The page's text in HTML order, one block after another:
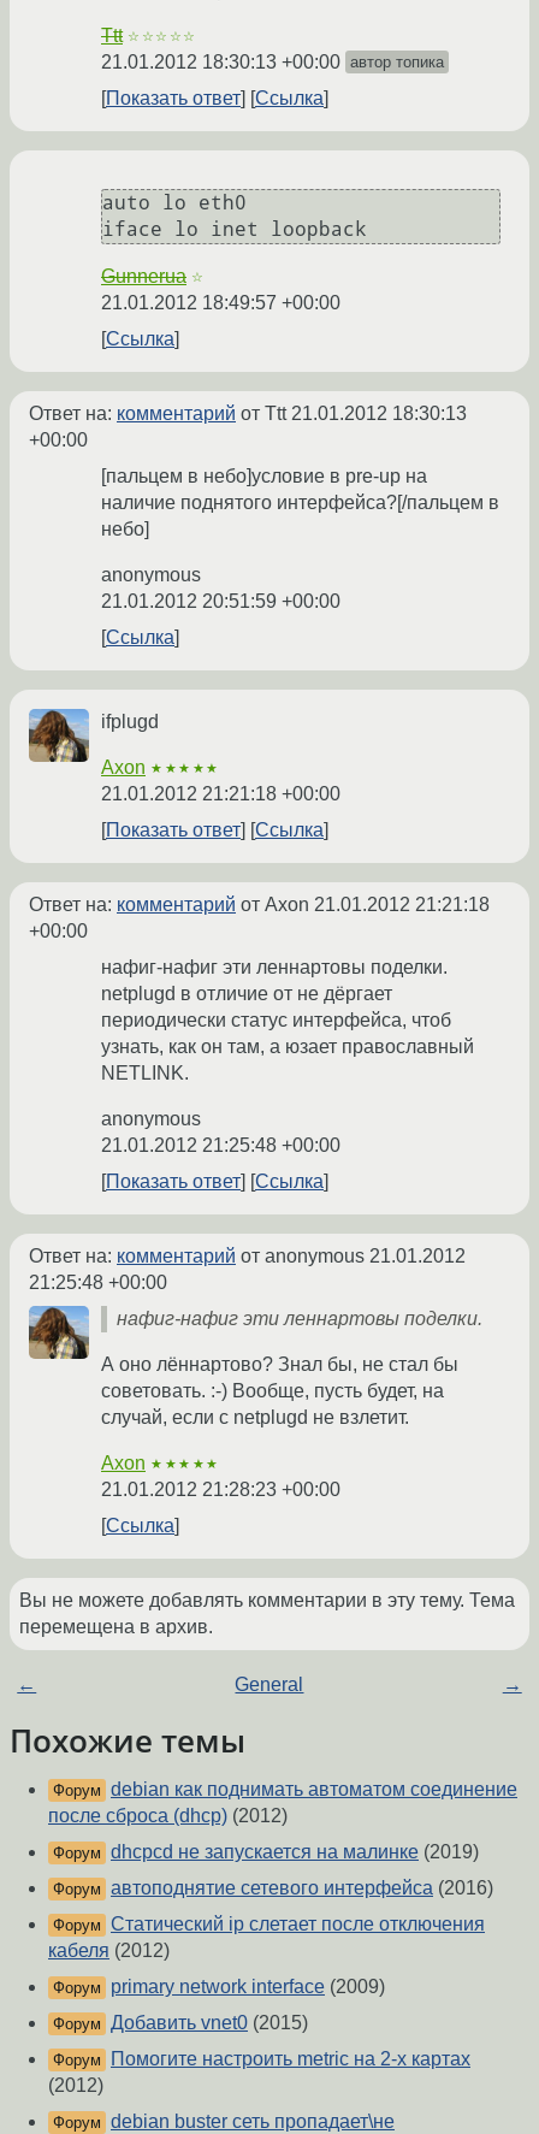
Ttt ☆☆☆☆☆
21.01.2012 18:30:13 +00:00 автор топика
Показать ответ Ссылка
auto lo eth0
Gunnerua ☆
21.01.2012 18:49:57 +00:00
Ссылка
Ответ на: комментарий от Ttt21.01.2012 18:30:13
+00:00
[пальцем в небо]условие в pre-up на
наличие поднятого интерфейса?[/пальцем в
небо]
anonymous
21.01.2012 20:51:59 +00:00
Ссылка
ifplugd
Axon ★★★★★
21.01.2012 21:21:18 +00:00
Показать ответ
Ссылка
Ответ на: комментарий от Axon 21.01.2012 21:21:18
+00:00
нафиг-нафиг эти леннартовы поделки.
netplugd в отличие от не дёргает
периодически статус интерфейса, чтоб
узнать, как он там, а юзает православный
NETLINK.
anonymous
21.01.2012 21:25:48 +00:00
Показать ответ
Ссылка
Ответ на: комментарий от anonymous 21.01.2012
21:25:48 +00:00
нафиг-нафиг эти леннартовы поделки.
А оно лённартово? Знал бы, не стал бы
советовать. :-) Вообще, пусть будет, на
случай, если с netplugd не взлетит.
Axon ★★★★★
21.01.2012 21:28:23 +00:00
Ссылка
Вы не можете добавлять комментарии в эту тему. Тема
перемещена в архив.
← General →
Похожие темы
Форум debian как поднимать автоматом соединение
после сброса (dhcp) (2012)
Форум dhcpcd не запускается на малинке (2019)
Форум автоподнятие сетевого интерфейса (2016)
Форум Статический ip слетает после отключения
кабеля (2012)
Форум primary network interface (2009)
Форум Добавить vnet0 (2015)
Форум
Помогите настроить metric на 2-х картах
(2012)
Форум debian buster сеть пропадает\не